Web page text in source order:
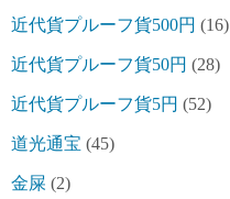
近代貨プルーフ貨500円 (16)
近代貨プルーフ貨50円 (28)
近代貨プルーフ貨5円 (52)
道光通宝 (45)
金屎 (2)